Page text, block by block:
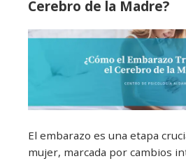
Cerebro de la Madre?
El embarazo es una etapa
mujer, marcada por cambios